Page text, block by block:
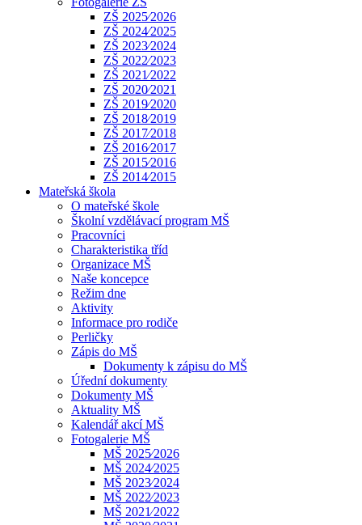
ZŠ 2025⁄2026
ZŠ 2024⁄2025
ZŠ 2023⁄2024
ZŠ 2022⁄2023
ZŠ 2021⁄2022
ZŠ 2020⁄2021
ZŠ 2019⁄2020
ZŠ 2018⁄2019
ZŠ 2017⁄2018
ZŠ 2016⁄2017
ZŠ 2015⁄2016
ZŠ 2014⁄2015
Mateřská škola
O mateřské škole
Školní vzdělávací program MŠ
Pracovníci
Charakteristika tříd
Organizace MŠ
Naše koncepce
Režim dne
Aktivity
Informace pro rodiče
Perličky
Zápis do MŠ
Dokumenty k zápisu do MŠ
Úřední dokumenty
Dokumenty MŠ
Aktuality MŠ
Kalendář akcí MŠ
Fotogalerie MŠ
MŠ 2025⁄2026
MŠ 2024⁄2025
MŠ 2023⁄2024
MŠ 2022⁄2023
MŠ 2021⁄2022